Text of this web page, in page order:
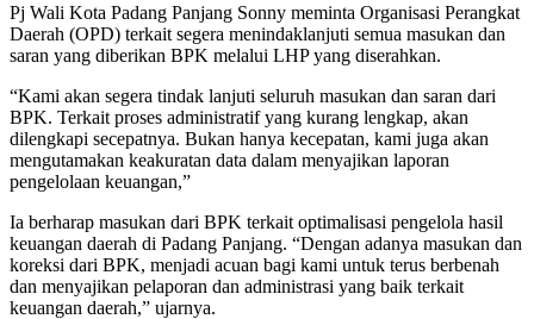
Pj Wali Kota Padang Panjang Sonny meminta Organisasi Perangkat
Daerah (OPD) terkait segera menindaklanjuti semua masukan dan
saran yang diberikan BPK melalui LHP yang diserahkan.
“Kami akan segera tindak lanjuti seluruh masukan dan saran dari
BPK. Terkait proses administratif yang kurang lengkap, akan
dilengkapi secepatnya. Bukan hanya kecepatan, kami juga akan
mengutamakan keakuratan data dalam menyajikan laporan
pengelolaan keuangan,”
Ia berharap masukan dari BPK terkait optimalisasi pengelola hasil
keuangan daerah di Padang Panjang. “Dengan adanya masukan dan
koreksi dari BPK, menjadi acuan bagi kami untuk terus berbenah
dan menyajikan pelaporan dan administrasi yang baik terkait
keuangan daerah,” ujarnya.